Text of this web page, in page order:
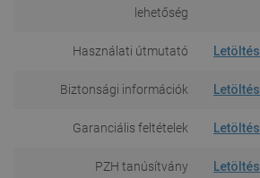
lehetőség
Használati útmutató Letöltés
Biztonsági információk Letöltés
Garanciális feltételek Letöltés
PZH tanúsítvány Letöltés